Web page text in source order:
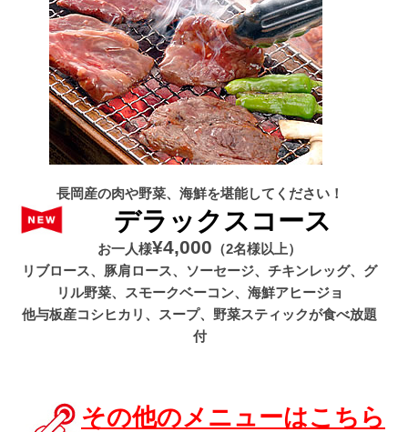
長岡産の肉や野菜、海鮮を堪能してください！
デラックスコース
お一人様¥4,000 （2名様以上）
リブロース、豚肩ロース、ソーセージ、チキンレッグ、グ
リル野菜、スモークベーコン、海鮮アヒージョ
他与板産コシヒカリ、スープ、野菜スティックが食べ放題
付
その他のメニューはこちら